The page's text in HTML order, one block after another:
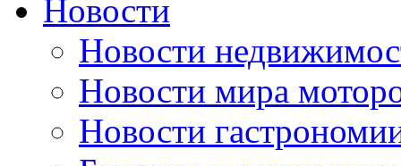
Новости
Новости
Новости мира
Новости